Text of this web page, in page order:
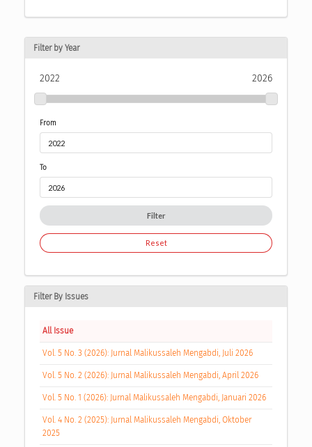
Filter by Year
2022 2026
From
To
Filter
Reset
Filter By Issues
All Issue
Vol. 5 No. 3 (2026): Jurnal Malikussaleh Mengabdi, Juli 2026
Vol. 5 No. 2 (2026): Jurnal Malikussaleh Mengabdi, April 2026
Vol. 5 No. 1 (2026): Jurnal Malikussaleh Mengabdi, Januari 2026
Vol. 4 No. 2 (2025): Jurnal Malikussaleh Mengabdi, Oktober
2025